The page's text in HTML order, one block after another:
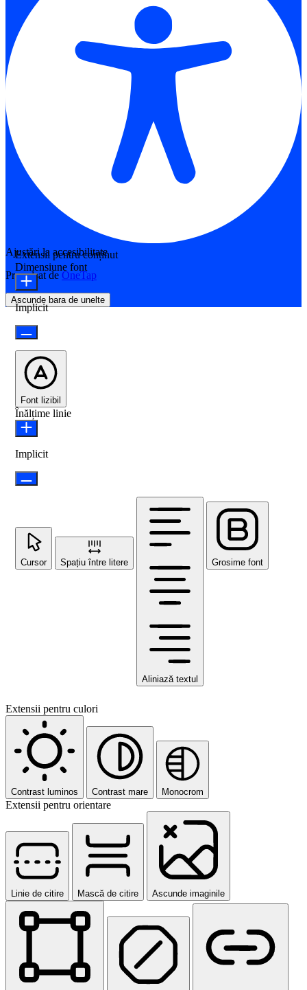
Ajustări la accesibilitate
Propulsat de OneTap
Ascunde bara de unelte
Extensii pentru conținut
Dimensiune font
Implicit
Font lizibil
Înălțime linie
Implicit
Cursor Spațiu între litere
Aliniază textul
Grosime font
Extensii pentru culori
Contrast luminos Contrast mare Monocrom
Extensii pentru orientare
Linie de citire Mască de citire Ascunde imaginile